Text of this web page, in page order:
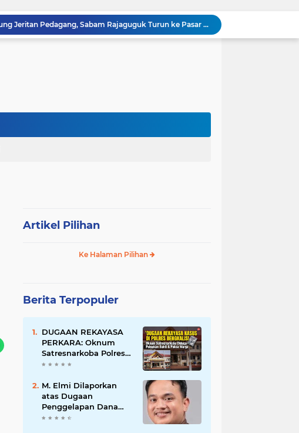
Dengar Langsung Jeritan Pedagang, Sabam Rajaguguk Turun ke Pasar Gelugur Rantauprapat
Sabam Rajaguguk Serap Aspirasi Warga Bilah Hilir, Tegaskan Komitmen Kawal Program Prabowo untuk Kesejahteraan Rakyat
Dalam Rangka HUT RI ke-81 dan Hari Jadi ke-61 Tanjab Barat Bupati Tanjab Barat Secara Resmi Membukaan Lomba Domino
Artikel Pilihan
Ke Halaman Pilihan
Berita Terpopuler
DUGAAN REKAYASA
PERKARA: Oknum
Satresnarkoba Polres
Bengkalis Diduga
Hingga Paksa Warga
Hadir di TKP
M. Elmi Dilaporkan
atas Dugaan
Penggelapan Dana
Pensiunan Guru dan